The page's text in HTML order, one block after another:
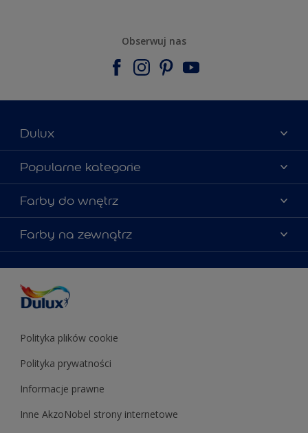
Obserwuj nas
Dulux
Materiały marketingowe
Mapa strony
Kontakt
Zgodność kolorów
Popularne kategorie
Kolory farb
Porady ekspertów
Zainspiruj się
Znajdź sklep
Farby do wnętrz
Farby do ścian
Farby uniwersalne
Podkłady i grunty
Testery farb
Farby do sufitów
Farby na zewnątrz
Farby uniwersalne
Podkłady i grunty
Polityka plików cookie
Polityka prywatności
Informacje prawne
Inne AkzoNobel strony internetowe